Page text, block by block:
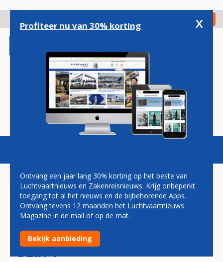
gaan
Check in
Magazine Podcasts Vacatures
WERELDWIJDE
LUCHTVERVOER TREKT AAN,
MAAR TEKORT AAN STOELEN
BLIJFT
Profiteer nu van 30% korting x
Ontvang een jaar lang 30% korting op het beste van
Luchtvaartnieuws en Zakenreisnieuws. Krijg onbeperkt
toegang tot al het nieuws en de bijbehorende Apps.
Ontvang tevens 12 maanden het Luchtvaartnieuws
Magazine in de mail of op de mat.
Bekijk aanbieding